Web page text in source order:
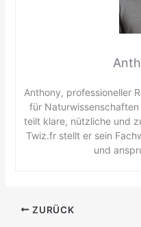
Anthony, professioneller
für
teilt klare, nützliche und
Twiz.fr stellt er sein
und
ZURÜCK